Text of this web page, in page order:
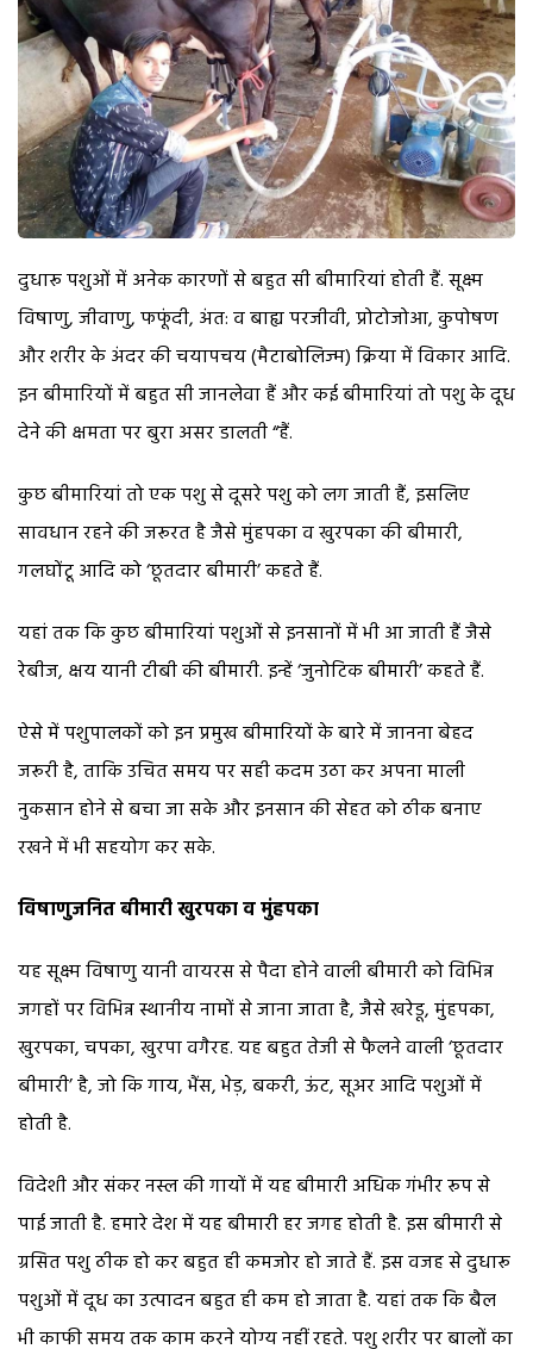
दुधारू पशुओं में अनेक कारणों से बहुत सी बीमारियां होती हैं. सूक्ष्म
विषाणु, जीवाणु, फफूंदी, अंत: व बाह्य परजीवी, प्रोटोजोआ, कुपोषण
और शरीर के अंदर की चयापचय (मैटाबोलिज्म) क्रिया में विकार आदि.
इन बीमारियों में बहुत सी जानलेवा हैं और कई बीमारियां तो पशु के दूध
देने की क्षमता पर बुरा असर डालती “हैं.
कुछ बीमारियां तो एक पशु से दूसरे पशु को लग जाती हैं, इसलिए
सावधान रहने की जरूरत है जैसे मुंहपका व खुरपका की बीमारी,
गलघोंटू आदि को ‘छूतदार बीमारी’ कहते हैं.
यहां तक कि कुछ बीमारियां पशुओं से इनसानों में भी आ जाती हैं जैसे
रेबीज, क्षय यानी टीबी की बीमारी. इन्हें ‘जुनोटिक बीमारी’ कहते हैं.
ऐसे में पशुपालकों को इन प्रमुख बीमारियों के बारे में जानना बेहद
जरूरी है, ताकि उचित समय पर सही कदम उठा कर अपना माली
नुकसान होने से बचा जा सके और इनसान की सेहत को ठीक बनाए
रखने में भी सहयोग कर सके.
विषाणुजनित बीमारी खुरपका व मुंहपका
यह सूक्ष्म विषाणु यानी वायरस से पैदा होने वाली बीमारी को विभिन्न
जगहों पर विभिन्न स्थानीय नामों से जाना जाता है, जैसे खरेडू, मुंहपका,
खुरपका, चपका, खुरपा वगैरह. यह बहुत तेजी से फैलने वाली ‘छूतदार
बीमारी’ है, जो कि गाय, भैंस, भेड़, बकरी, ऊंट, सूअर आदि पशुओं में
होती है.
विदेशी और संकर नस्ल की गायों में यह बीमारी अधिक गंभीर रूप से
पाई जाती है. हमारे देश में यह बीमारी हर जगह होती है. इस बीमारी से
ग्रसित पशु ठीक हो कर बहुत ही कमजोर हो जाते हैं. इस वजह से दुधारू
पशुओं में दूध का उत्पादन बहुत ही कम हो जाता है. यहां तक कि बैल
भी काफी समय तक काम करने योग्य नहीं रहते. पशु शरीर पर बालों का